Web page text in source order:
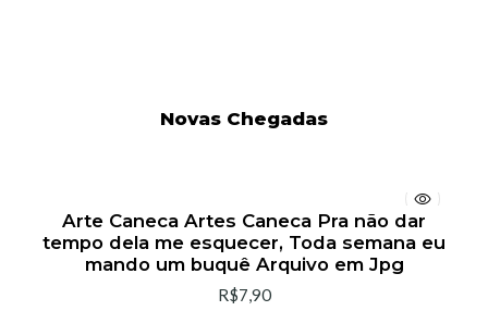
Novas Chegadas
Arte Caneca Artes Caneca Pra não dar
tempo dela me esquecer, Toda semana eu
mando um buquê Arquivo em Jpg
R$7,90